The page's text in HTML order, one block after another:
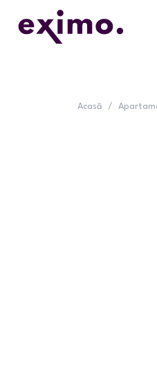
Acasă /